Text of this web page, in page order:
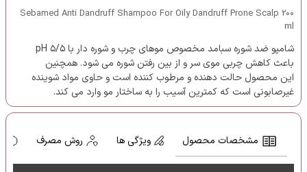
Sebamed Anti Dandruff Shampoo For Oily Dandruff Prone Scalp 200
ml
شامپو ضد شوره سبامد مخصوص موهای چرب و شوره دار با ۵/۵ pH
باعث کاهش چربی موی سر و از بین رفتن شوره می شود. همچنین
این محصول حالت دهنده و مرطوب کننده است و حاوی مواد شوینده
غیرصابونی است که کمترین آسیب را به ساختار مو وارد می کند.
مشخصات محصول ویژگی ها روش مصرف